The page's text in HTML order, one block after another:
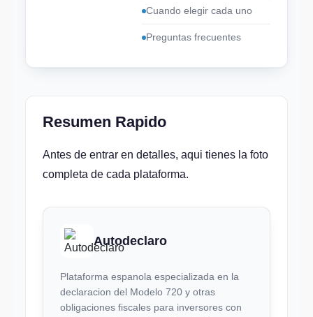
Cuando elegir cada uno
Preguntas frecuentes
Resumen Rapido
Antes de entrar en detalles, aqui tienes la foto
completa de cada plataforma.
Autodeclaro
Plataforma espanola especializada en la
declaracion del Modelo 720 y otras
obligaciones fiscales para inversores con